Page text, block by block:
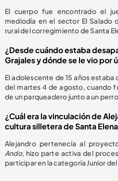
El cuerpo fue encontrado el
mediodía en el sector El Salado
rural del corregimiento de Santa
¿Desde cuándo estaba
Grajales y dónde se le vio por
El adolescente de 15 años
del martes 4 de agosto, cuando
de un parqueadero junto a un
¿Cuál era la vinculación de
cultura silletera de Santa
Alejandro pertenecía al
Ando, hizo parte activa del
participar en la categoría Junior